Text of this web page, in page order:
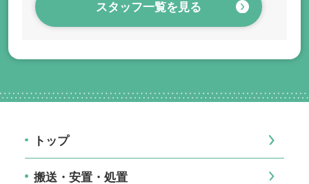
スタッフ一覧を見る
トップ
搬送・安置・処置